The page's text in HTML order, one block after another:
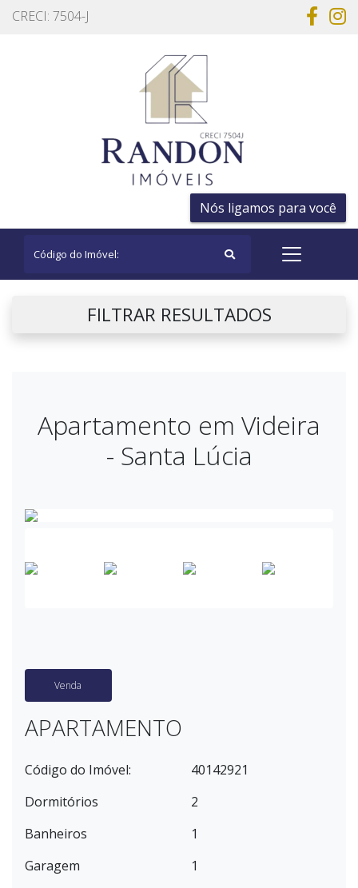
CRECI: 7504-J
Nós ligamos para você
FILTRAR RESULTADOS
Apartamento em Videira
- Santa Lúcia
Venda
APARTAMENTO
Código do Imóvel:
40142921
Dormitórios
2
Banheiros
1
Garagem
1